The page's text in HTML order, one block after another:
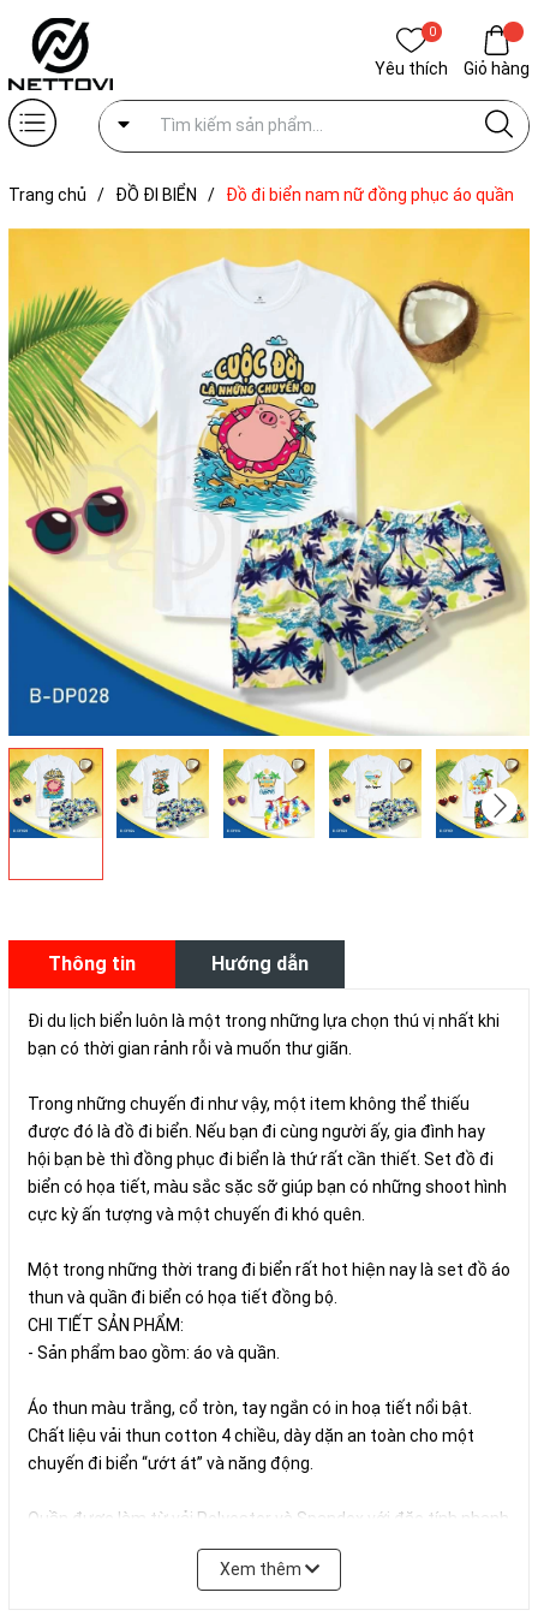
0
Yêu thích Giỏ hàng
Trang chủ / ĐỒ ĐI BIỂN /
Đồ đi biển nam nữ đồng phục áo quần
Thông tin
sản phẩm
Hướng dẫn
mua hàng
Đi du lịch biển luôn là một trong những lựa chọn thú vị nhất khi
bạn có thời gian rảnh rỗi và muốn thư giãn.
Trong những chuyến đi như vậy, một item không thể thiếu
được đó là đồ đi biển. Nếu bạn đi cùng người ấy, gia đình hay
hội bạn bè thì đồng phục đi biển là thứ rất cần thiết. Set đồ đi
biển có họa tiết, màu sắc sặc sỡ giúp bạn có những shoot hình
cực kỳ ấn tượng và một chuyến đi khó quên.
Một trong những thời trang đi biển rất hot hiện nay là set đồ áo
thun và quần đi biển có họa tiết đồng bộ.
CHI TIẾT SẢN PHẨM:
- Sản phẩm bao gồm: áo và quần.
Áo thun màu trắng, cổ tròn, tay ngắn có in hoạ tiết nổi bật.
Chất liệu vải thun cotton 4 chiều, dày dặn an toàn cho một
chuyến đi biển “ướt át” và năng động.
Quần được làm từ vải Polyester và Spandex với đặc tính nhanh
khô và thoáng khí tốt tạo cảm giác thoải mái khi mặc, chất liệu
Spandex được pha thêm giúp quần có tính đàn hồi giúp vận
Xem thêm